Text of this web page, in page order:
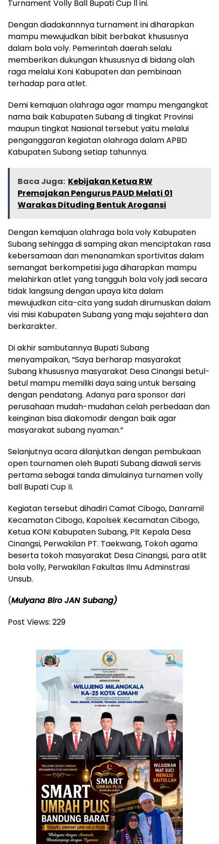
Turnament Volly Ball Bupati Cup ll ini.
Dengan diadakannnya turnament ini diharapkan
mampu mewujudkan bibit berbakat khususnya
dalam bola voly. Pemerintah daerah selalu
memberikan dukungan khususnya di bidang olah
raga melalui Koni Kabupaten dan pembinaan
terhadap para atlet.
Demi kemajuan olahraga agar mampu mengangkat
nama baik Kabupaten Subang di tingkat Provinsi
maupun tingkat Nasional tersebut yaitu melalui
penganggaran kegiatan olahraga dalam APBD
Kabupaten Subang setiap tahunnya.
Baca Juga: Kebijakan Ketua RW
Premajakan Pengurus PAUD Melati 01
Warakas Dituding Bentuk Arogansi
Dengan kemajuan olahraga bola voly Kabupaten
Subang sehingga di samping akan menciptakan rasa
kebersamaan dan menanamkan sportivitas dalam
semangat berkompetisi juga diharapkan mampu
melahirkan atlet yang tangguh bola voly jadi secara
tidak langsung dengan upaya kita dalam
mewujudkan cita-cita yang sudah dirumuskan dalam
visi misi Kabupaten Subang yang maju sejahtera dan
berkarakter.
Di akhir sambutannya Bupati Subang
menyampaikan, “Saya berharap masyarakat
Subang khususnya masyarakat Desa Cinangsi betul-
betul mampu memiliki daya saing untuk bersaing
dengan pendatang. Adanya para sponsor dari
perusahaan mudah-mudahan celah perbedaan dan
keinginan bisa diakomodir dengan baik agar
masyarakat subang nyaman.”
Selanjutnya acara dilanjutkan dengan pembukaan
open tournamen oleh Bupati Subang diawali servis
pertama sebagai tanda dimulainya turnamen volly
ball Bupati Cup II.
Kegiatan tersebut dihadiri Camat Cibogo, Danramil
Kecamatan Cibogo, Kapolsek Kecamatan Cibogo,
Ketua KONI Kabupaten Subang, Plt Kepala Desa
Cinangsi, Perwakilan PT. Taekwang, Tokoh agama
beserta tokoh masyarakat Desa Cinangsi, para atlit
bola volly, Perwakilan Fakultas Ilmu Adminstrasi
Unsub.
(Mulyana Biro JAN Subang)
Post Views: 229